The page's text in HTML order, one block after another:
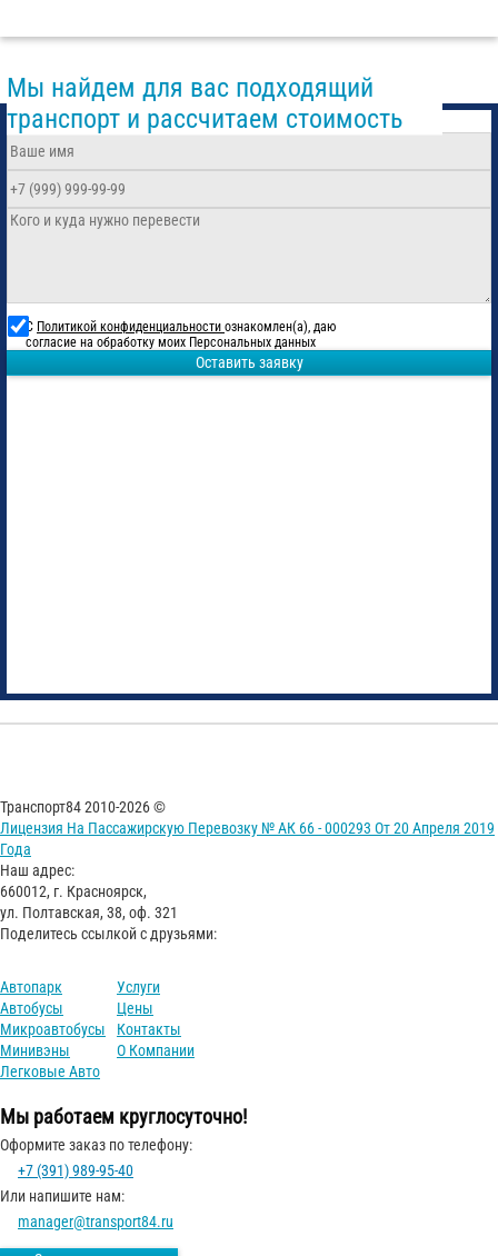
Мы найдем для вас подходящий
транспорт и рассчитаем стоимость
С Политикой конфиденциальности ознакомлен(а), даю
согласие на обработку моих Персональных данных
Оставить заявку
Транспорт84 2010-2026 ©
Лицензия На Пассажирскую Перевозку № АК 66 - 000293 От 20 Апреля 2019
Года
Наш адрес:
660012, г. Красноярск,
ул. Полтавская, 38, оф. 321
Поделитесь ссылкой с друзьями:
Автопарк
Автобусы
Микроавтобусы
Минивэны
Легковые Авто
Услуги
Цены
Контакты
О Компании
Мы работаем круглосуточно!
Оформите заказ по телефону:
+7 (391) 989-95-40
Или напишите нам:
manager@transport84.ru